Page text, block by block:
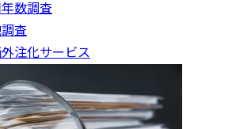
数調査
査
注化サービス